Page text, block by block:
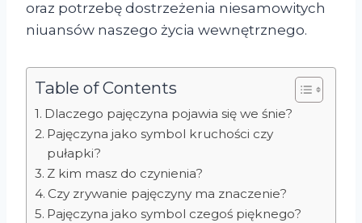
oraz potrzebę dostrzeżenia niesamowitych
niuansów naszego życia wewnętrznego.
Table of Contents
Dlaczego pajęczyna pojawia się we śnie?
Pajęczyna jako symbol kruchości czy
pułapki?
Z kim masz do czynienia?
Czy zrywanie pajęczyny ma znaczenie?
Pajęczyna jako symbol czegoś pięknego?